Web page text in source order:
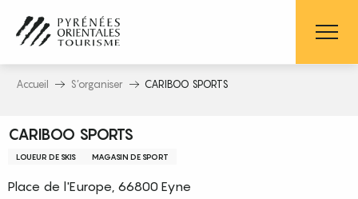
contenu
principal
Accueil S’organiser CARIBOO SPORTS
CARIBOO SPORTS
LOUEUR DE SKIS MAGASIN DE SPORT
Place de l'Europe, 66800 Eyne